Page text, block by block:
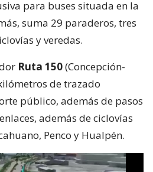
para buses situada en la
suma 29 paraderos, tres
y veredas.
Ruta 150(Concepción-
de trazado
público, además de pasos
además de ciclovías
Penco y Hualpén.